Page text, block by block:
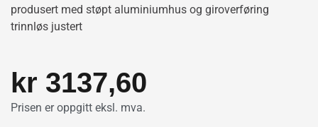
produsert med støpt aluminiumhus og giroverføring
trinnløs justert
kr 3137,60
Prisen er oppgitt eksl. mva.